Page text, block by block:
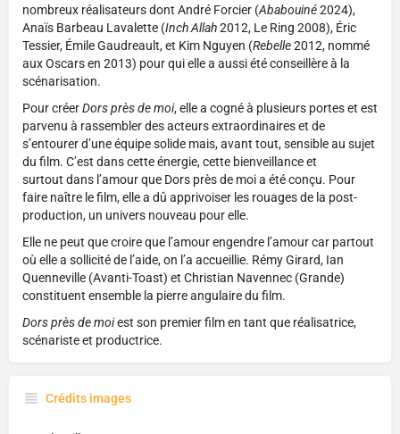
nombreux réalisateurs dont André Forcier (Ababouiné2024),
Anaïs Barbeau Lavalette (Inch Allah2012, Le Ring 2008), Éric
Tessier, Émile Gaudreault, et Kim Nguyen (Rebelle2012, nommé
aux Oscars en 2013) pour qui elle a aussi été conseillère à la
scénarisation.
Pour créerDors près de moi, elle a cogné à plusieurs portes et est
parvenu à rassembler des acteurs extraordinaires et de
s’entourer d’une équipe solide mais, avant tout, sensible au sujet
du film. C’est dans cette énergie, cette bienveillance et
surtout dans l’amour que Dors près de moi a été conçu. Pour
faire naître le film, elle a dû apprivoiser les rouages de la post-
production, un univers nouveau pour elle.
Elle ne peut que croire que l’amour engendre l’amour car partout
où elle a sollicité de l’aide, on l’a accueillie. Rémy Girard, Ian
Quenneville (Avanti-Toast) et Christian Navennec (Grande)
constituent ensemble la pierre angulaire du film.
Dors près de moiest son premier film en tant que réalisatrice,
scénariste et productrice.
Crédits images